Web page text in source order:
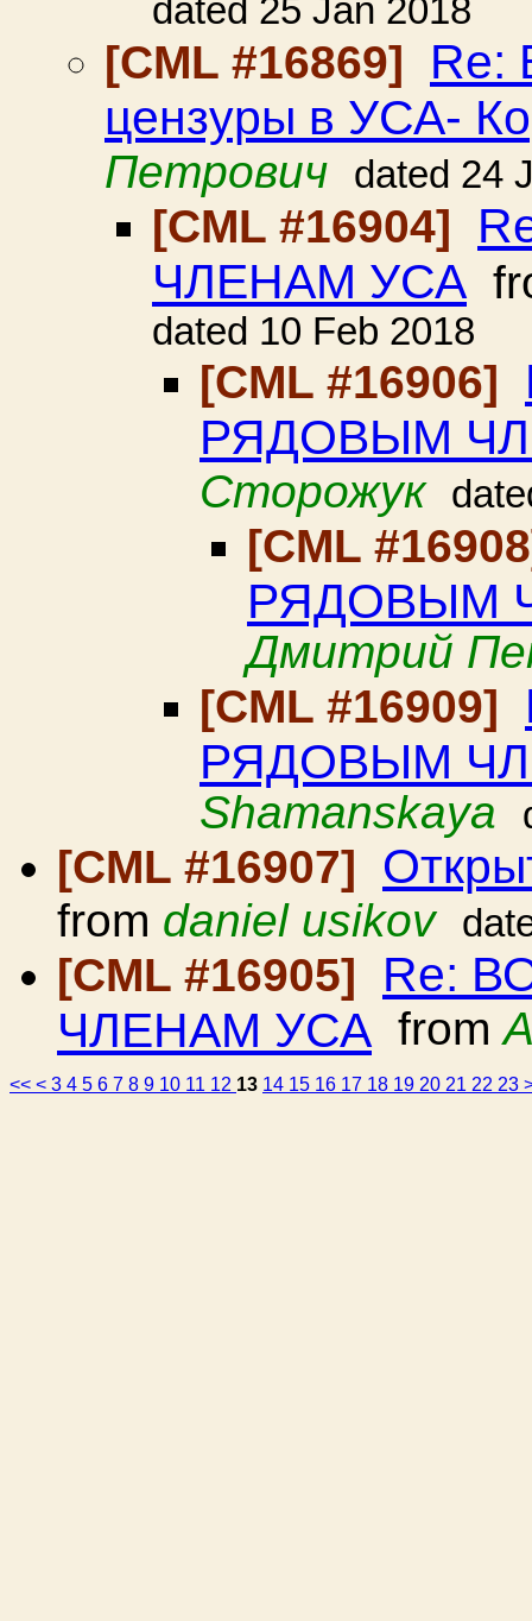
dated 25 Jan 2018
[CML #16869]
Re:
цензуры в УСА-
Петрович dated 24
[CML #16904]
ЧЛЕНАМ УСА
dated 10 Feb 2018
[CML #16906]
РЯДОВЫМ
Сторожук
[CML
РЯДОВЫМ
Дмитрий
[CML #16909]
РЯДОВЫМ
Shamanskaya
[CML #16907]
from daniel usikov
[CML #16905] Re:
ЧЛЕНАМ УСА from
<< < 3 4 5 6 7 8 9 10 11 12 13 14 15 16 17 18 19 20 21 22 23